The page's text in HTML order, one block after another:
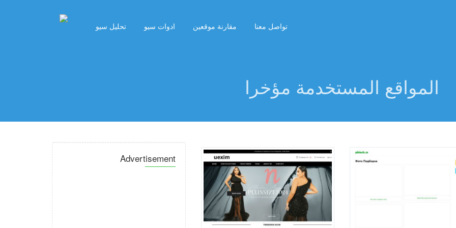
تحليل سيو ادوات سيو مقارنة موقعين تواصل معنا
المواقع المستخدمة مؤخرا
Advertisement